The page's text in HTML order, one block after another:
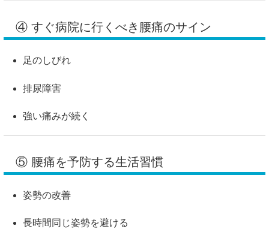
④ すぐ病院に行くべき腰痛のサイン
足のしびれ
排尿障害
強い痛みが続く
⑤ 腰痛を予防する生活習慣
姿勢の改善
長時間同じ姿勢を避ける